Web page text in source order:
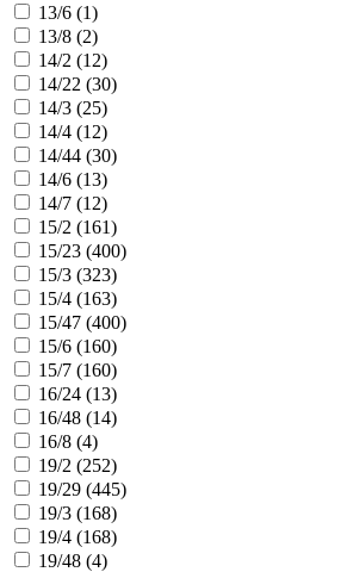
13/6 (1)
13/8 (2)
14/2 (12)
14/22 (30)
14/3 (25)
14/4 (12)
14/44 (30)
14/6 (13)
14/7 (12)
15/2 (161)
15/23 (400)
15/3 (323)
15/4 (163)
15/47 (400)
15/6 (160)
15/7 (160)
16/24 (13)
16/48 (14)
16/8 (4)
19/2 (252)
19/29 (445)
19/3 (168)
19/4 (168)
19/48 (4)